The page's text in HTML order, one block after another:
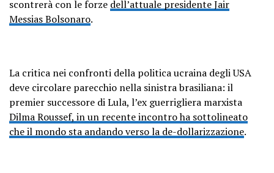
scontrerà con le forze dell’attuale presidente Jair
Messias Bolsonaro.
La critica nei confronti della politica ucraina degli USA
deve circolare parecchio nella sinistra brasiliana: il
premier successore di Lula, l’ex guerrigliera marxista
Dilma Roussef, in un recente incontro ha sottolineato
che il mondo sta andando verso la de-dollarizzazione.